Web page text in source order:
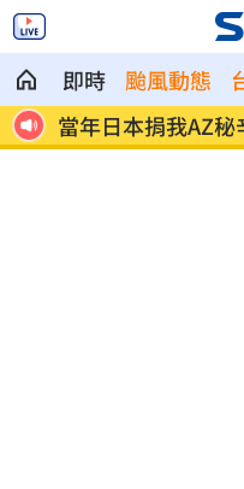
即時 颱風動態
台
當年日本捐我AZ
產